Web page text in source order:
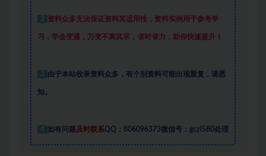
2 资料众多无法保证资料其适用性，资料实例 用于参考学
习，学会变通，万变不离其宗，省时省力，助你快速提升！
3 由于本站收录资料众多，有个别资料可能出现重复，请悉
知。
4 如有问题 及时联系QQ：806096373微信号：gczl580处理